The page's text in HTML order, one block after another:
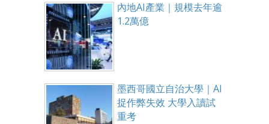
內地AI產業｜規模去年逾
1.2萬億
墨西哥國立自治大學｜AI
捉作弊失效 大學入讀試
重考